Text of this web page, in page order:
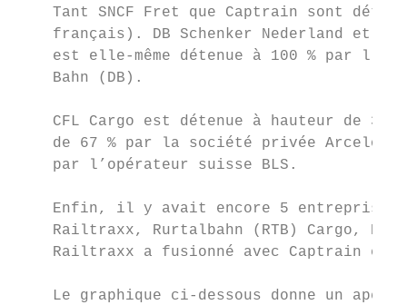
Tant SNCF Fret que Captrain sont
français). DB Schenker Nederland et
est elle-même détenue à 100 % par
    Bahn (DB).
CFL Cargo est détenue à hauteur de 33
de 67 % par la société privée Arcelor
    par l’opérateur suisse BLS.
Enfin, il y avait encore 5
Railtraxx, Rurtalbahn (RTB) Cargo,
Railtraxx a fusionné avec Captrain en
Le graphique ci-dessous donne un